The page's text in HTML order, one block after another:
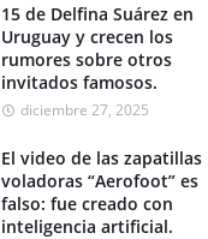
15 de Delfina Suárez en
Uruguay y crecen los
rumores sobre otros
invitados famosos.
diciembre 27, 2025
El video de las zapatillas
voladoras “Aerofoot” es
falso: fue creado con
inteligencia artificial.